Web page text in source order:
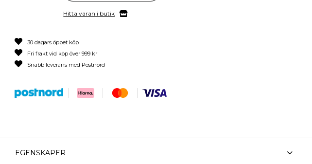
Hitta varan i butik
30 dagars öppet köp
Fri frakt vid köp över 999 kr
Snabb leverans med Postnord
EGENSKAPER